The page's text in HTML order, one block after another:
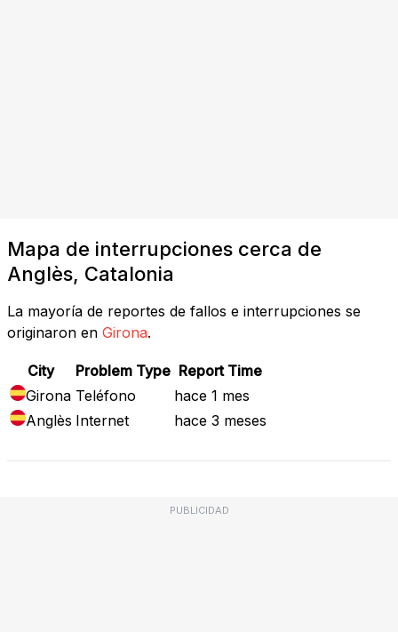
Mapa de interrupciones cerca de
Anglès, Catalonia
La mayoría de reportes de fallos e interrupciones se
originaron en Girona.
City Problem Type Report Time
Girona Teléfono
hace 1 mes
Anglès Internet hace 3 meses
PUBLICIDAD